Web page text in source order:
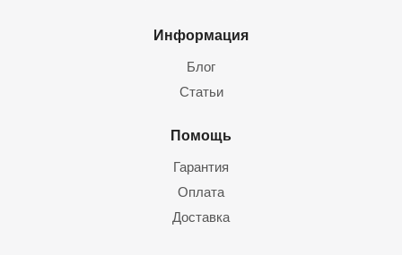
Информация
Блог
Статьи
Помощь
Гарантия
Оплата
Доставка